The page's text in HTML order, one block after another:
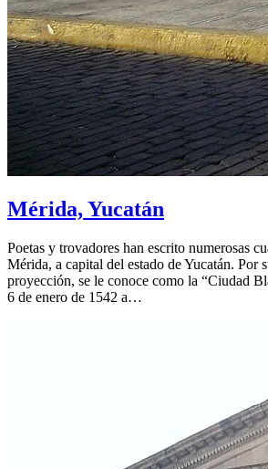
Mérida, Yucatán
Poetas y trovadores han escrito numerosas
Mérida, a capital del estado de Yucatán. Por
proyección, se le conoce como la “Ciudad
6 de enero de 1542 a…